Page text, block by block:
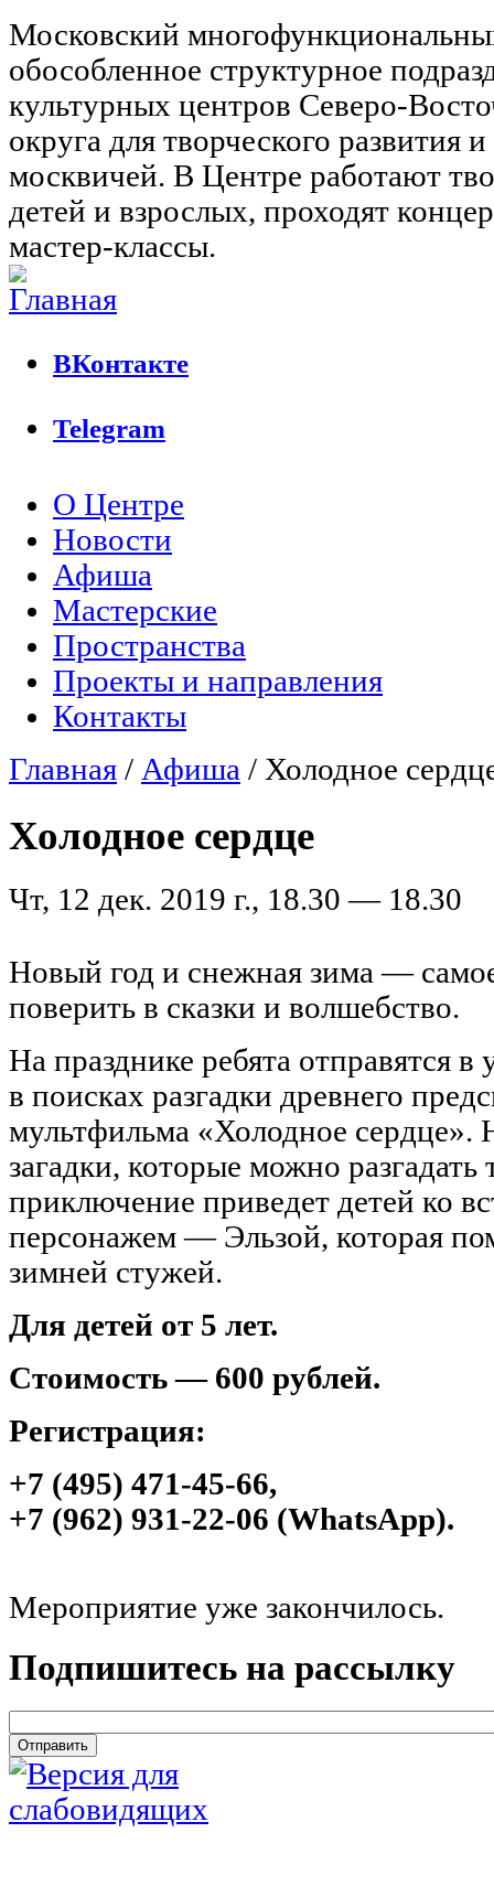
Московский
обособленное структурное
культурных центров Северо-
округа для творческого развития
москвичей. В Центре работают
детей и взрослых, проходят
мастер-классы.
ВКонтакте
Telegram
Главное меню
О Центре
Новости
Афиша
Мастерские
Пространства
Проекты и направления
Контакты
Вы здесь
Главная / Афиша / Холодное
Холодное сердце
Чт, 12 дек. 2019 г., 18.30 — 18.30
Новый год и снежная зима —
поверить в сказки и волшебство.
На празднике ребята отправятся в
в поисках разгадки древнего
мультфильма «Холодное сердце».
загадки, которые можно
приключение приведет детей ко
персонажем — Эльзой, которая
зимней стужей.
Для детей от 5 лет.
Стоимость — 600 рублей.
Регистрация:
+7 (495) 471-45-66,
+7 (962) 931-22-06 (WhatsApp).
Мероприятие уже закончилось.
Подпишитесь на рассылку